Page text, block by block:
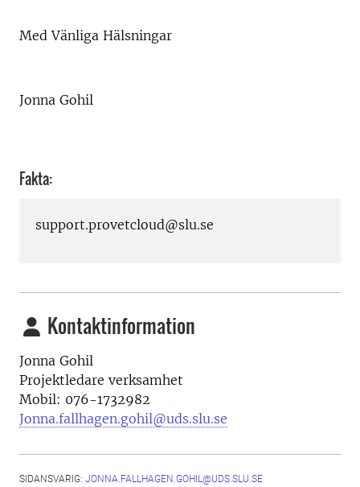
Med Vänliga Hälsningar
Jonna Gohil
Fakta:
support.provetcloud@slu.se​
Kontaktinformation
Jonna Gohil
Projektledare verksamhet
Mobil: 076-1732982
Jonna.fallhagen.gohil@uds.slu.se
SIDANSVARIG: JONNA.FALLHAGEN.GOHIL@UDS.SLU.SE